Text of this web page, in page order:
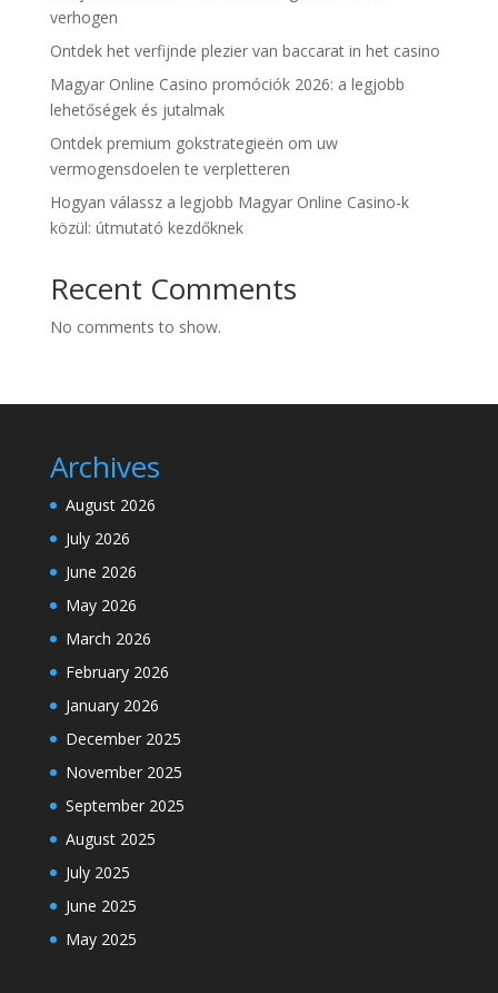
verhogen
Ontdek het verfijnde plezier van baccarat in het casino
Magyar Online Casino promóciók 2026: a legjobb
lehetőségek és jutalmak
Ontdek premium gokstrategieën om uw
vermogensdoelen te verpletteren
Hogyan válassz a legjobb Magyar Online Casino-k
közül: útmutató kezdőknek
Recent Comments
No comments to show.
Archives
August 2026
July 2026
June 2026
May 2026
March 2026
February 2026
January 2026
December 2025
November 2025
September 2025
August 2025
July 2025
June 2025
May 2025